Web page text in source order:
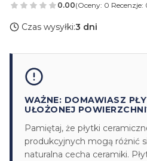
0.00(Oceny: 0 Recenzje:
Czas wysyłki:3 dni
WAŻNE: DOMAWIASZ
UŁOŻONEJ
Pamiętaj, że płytki
produkcyjnych mogą różnić
naturalna cecha ceramiki.